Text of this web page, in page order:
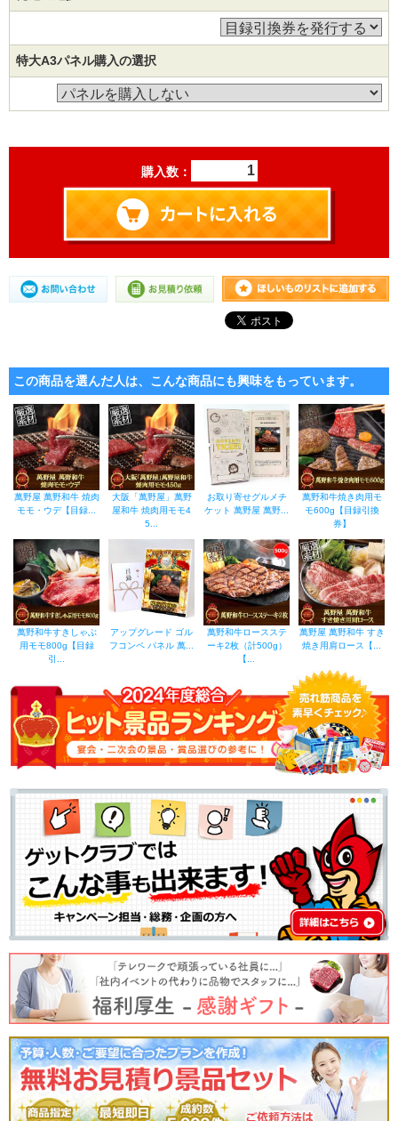
特大A3パネル購入の選択
購入数：
この商品を選んだ人は、こんな商品にも興味をもっています。
萬野屋 萬野和牛 焼肉
モモ・ウデ【目録...
大阪「萬野屋」萬野
屋和牛 焼肉用モモ4
5...
お取り寄せグルメチ
ケット 萬野屋 萬野...
萬野和牛焼き肉用モ
モ600g【目録引換
券】
萬野和牛すきしゃぶ
用モモ800g【目録
引...
アップグレード ゴル
フコンペ パネル 萬...
萬野和牛ロースステ
ーキ2枚（計500g）
【...
萬野屋 萬野和牛 すき
焼き用肩ロース【...